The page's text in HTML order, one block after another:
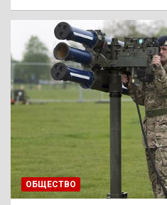
ОБЩЕСТВО